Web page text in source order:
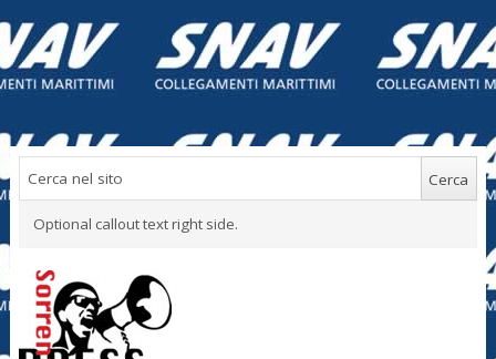
Optional callout text right side.